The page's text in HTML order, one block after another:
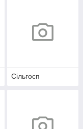
Сільгосп